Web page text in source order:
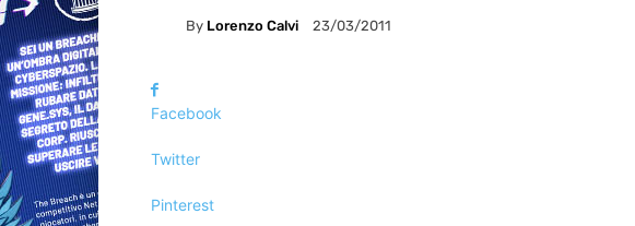
By Lorenzo Calvi 23/03/2011
Facebook
Twitter
Pinterest